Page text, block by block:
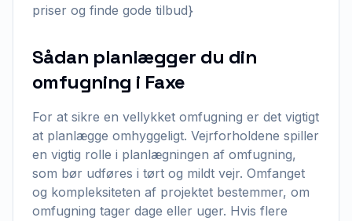
priser og finde gode tilbud}
Sådan planlægger du din
omfugning i Faxe
For at sikre en vellykket omfugning er det vigtigt
at planlægge omhyggeligt. Vejrforholdene spiller
en vigtig rolle i planlægningen af omfugning,
som bør udføres i tørt og mildt vejr. Omfanget
og kompleksiteten af projektet bestemmer, om
omfugning tager dage eller uger. Hvis flere